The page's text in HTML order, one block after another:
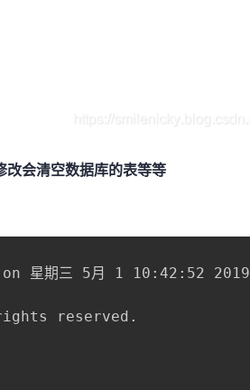
改会清空数据库的表等等
星期三 5月 1 10:42:52 2019
reserved.